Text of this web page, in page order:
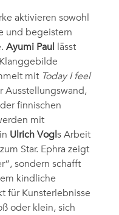
aktivieren sowohl
und begeistern
Ayumi Paul lässt
mit Today I feel
Ausstellungswand,
finnischen
mit
Ulrich Vogls Arbeit
Star. Ephra zeigt
sondern schafft
kindliche
für Kunsterlebnisse
oder klein, sich